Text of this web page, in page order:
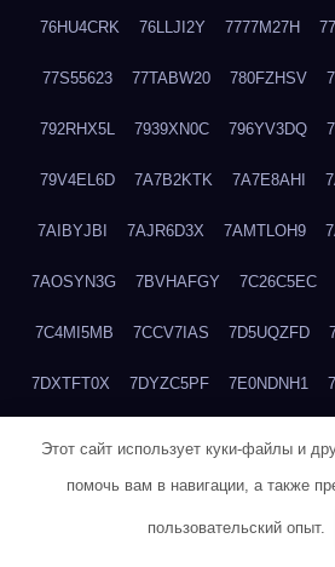
76HU4CRK 76LLJI2Y 7777M27H
77S55623 77TABW20 780FZHSV
792RHX5L 7939XN0C 796YV3DQ
79V4EL6D 7A7B2KTK 7A7E8AHI
7AIBYJBI 7AJR6D3X 7AMTLOH9
7AOSYN3G 7BVHAFGY 7C26C5EC
7C4MI5MB 7CCV7IAS 7D5UQZFD
7DXTFT0X 7DYZC5PF 7E0NDNH1
7FKTW3MA 7FRYD8I9 7FX48QP3
7H8LPLGJ 7I854907
Этот сайт использует куки-файлы и
помочь вам в навигации, а также
пользовательский опыт.